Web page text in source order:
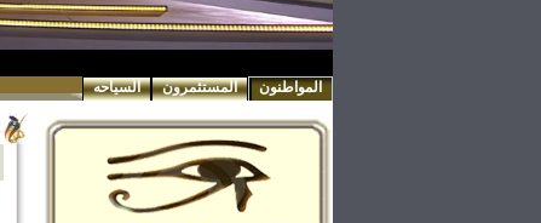
المواطنون المستثمرون السياحه